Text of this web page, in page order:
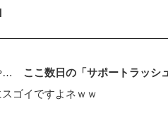
… ここ数日の「サポートラッシ
ゴイですよネｗｗ